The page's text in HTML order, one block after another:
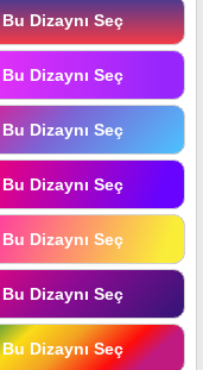
Bu Dizaynı Seç
Bu Dizaynı Seç
Bu Dizaynı Seç
Bu Dizaynı Seç
Bu Dizaynı Seç
Bu Dizaynı Seç
Bu Dizaynı Seç